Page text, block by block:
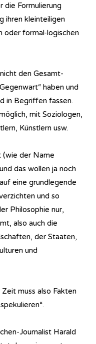
die Formulierung
ihren kleinteiligen
oder formal-logischen
den Gesamt-
haben und
in Begriffen fassen.
mit Soziologen,
Künstlern usw.
(wie der Name
das wollen ja noch
eine grundlegende
und so
Philosophie nur,
also auch die
der Staaten,
und
muss also Fakten
Journalist Harald